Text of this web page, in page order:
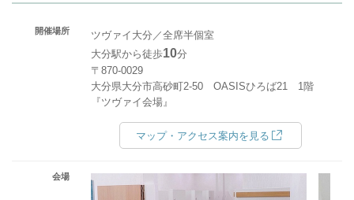
開催場所
ツヴァイ大分／全席半個室
大分駅から徒歩10分
〒870-0029
大分県大分市高砂町2-50 OASISひろば21 1階
『ツヴァイ会場』
マップ・アクセス案内を見る
会場